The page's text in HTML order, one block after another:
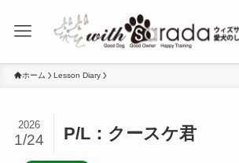
ホーム Lesson Diary
P/L：クースケ君
2026
1/24